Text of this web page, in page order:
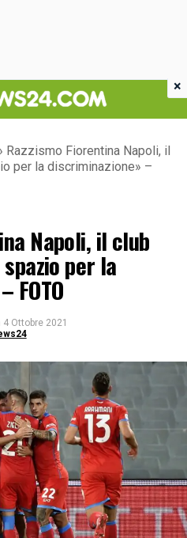
Razzismo Fiorentina Napoli, il
per la discriminazione» –
Napoli, il club
spazio per la
FOTO
4 Ottobre 2021
×